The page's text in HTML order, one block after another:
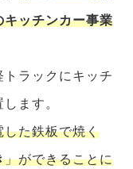
ッチンカー事業
ラックにキッチ
ます。
した鉄板で焼く
」ができることに